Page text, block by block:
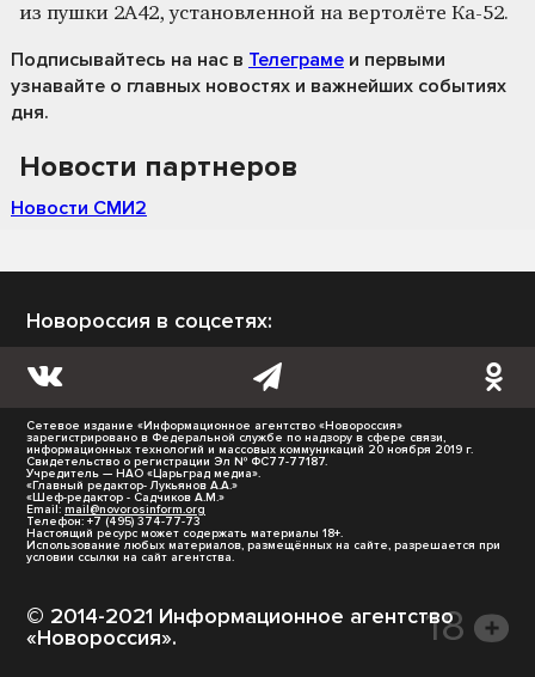
из пушки 2А42, установленной на вертолёте Ка-52.
Подписывайтесь на нас в Телеграме и первыми
узнавайте о главных новостях и важнейших событиях
дня.
Новости партнеров
Новости СМИ2
Новороссия в соцсетях:
Сетевое издание «Информационное агентство «Новороссия»
зарегистрировано в Федеральной службе по надзору в сфере связи,
информационных технологий и массовых коммуникаций 20 ноября 2019 г.
Свидетельство о регистрации Эл № ФС77-77187.
Учредитель — НАО «Царьград медиа».
«Главный редактор- Лукьянов А.А.»
«Шеф-редактор - Садчиков А.М.»
Email: mail@novorosinform.org
Телефон: +7 (495) 374-77-73
Настоящий ресурс может содержать материалы 18+.
Использование любых материалов, размещённых на сайте, разрешается при
условии ссылки на сайт агентства.
© 2014-2021 Информационное агентство
«Новороссия».